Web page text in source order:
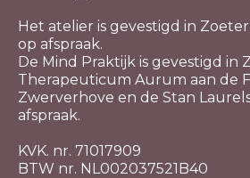
Het atelier is gevestigd in
op afspraak.
De Mind Praktijk is gevestigd in
Therapeuticum Aurum aan de
Zwerverhove en de Stan
afspraak.
KVK. nr. 71017909
BTW nr. NL002037521B40